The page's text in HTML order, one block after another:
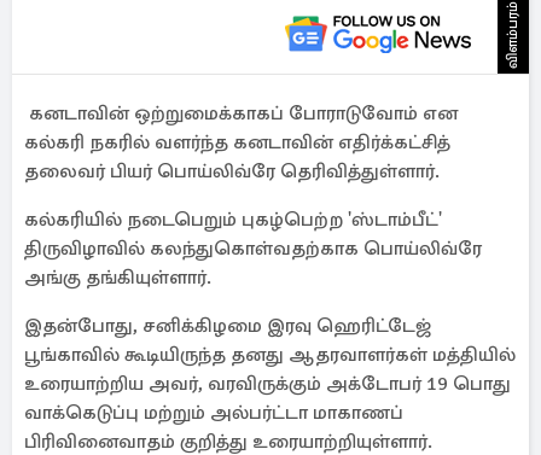
விளம்பரம்
கனடாவின் ஒற்றுமைக்காகப் போராடுவோம் என
கல்கரி நகரில் வளர்ந்த கனடாவின் எதிர்க்கட்சித்
தலைவர் பியர் பொய்லிவ்ரே தெரிவித்துள்ளார்.
கல்கரியில் நடைபெறும் புகழ்பெற்ற 'ஸ்டாம்பீட்'
திருவிழாவில் கலந்துகொள்வதற்காக பொய்லிவ்ரே
அங்கு தங்கியுள்ளார்.
இதன்போது, சனிக்கிழமை இரவு ஹெரிட்டேஜ்
பூங்காவில் கூடியிருந்த தனது ஆதரவாளர்கள் மத்தியில்
உரையாற்றிய அவர், வரவிருக்கும் அக்டோபர் 19 பொது
வாக்கெடுப்பு மற்றும் அல்பர்ட்டா மாகாணப்
பிரிவினைவாதம் குறித்து உரையாற்றியுள்ளார்.